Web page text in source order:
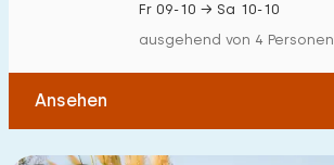
Fr 09-10 → Sa 10-10
ausgehend von 4 Personen
Ansehen